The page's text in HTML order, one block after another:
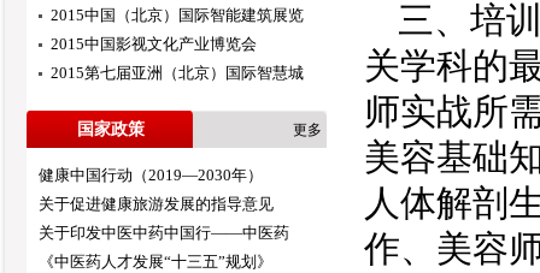
2015中国（北京）国际智能建筑展览
2015中国影视文化产业博览会
2015第七届亚洲（北京）国际智慧城
国家政策 更多
健康中国行动（2019—2030年）
关于促进健康旅游发展的指导意见
关于印发中医中药中国行——中医药
《中医药人才发展“十三五”规划》
三、培
关学科的
师实战所
美容基础
人体解剖
作、美容